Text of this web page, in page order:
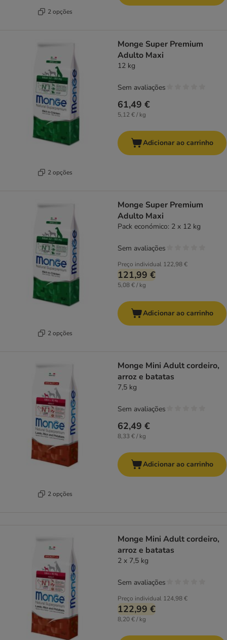
2 opções
2 opções
Monge Super Premium
Adulto Maxi
12 kg
61,49 €
5,12 € / kg
Sem avaliações
Adicionar ao carrinho
2 opções
Monge Super Premium
Adulto Maxi
Pack económico: 2 x 12 kg
Preço individual 122,98 €
121,99 €
5,08 € / kg
Sem avaliações
Adicionar ao carrinho
2 opções
Monge Mini Adult cordeiro,
arroz e batatas
7,5 kg
62,49 €
8,33 € / kg
Sem avaliações
Adicionar ao carrinho
Monge Mini Adult cordeiro,
arroz e batatas
2 x 7,5 kg
Preço individual 124,98 €
122,99 €
8,20 € / kg
Sem avaliações